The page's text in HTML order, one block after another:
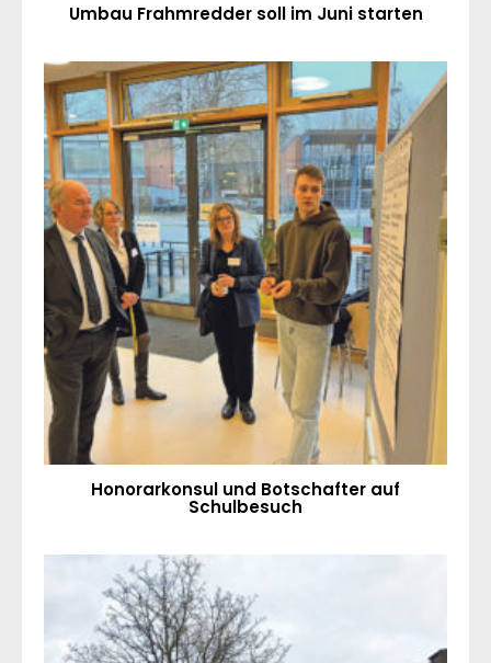
Umbau Frahmredder soll im Juni starten
Honorarkonsul und Botschafter auf
Schulbesuch